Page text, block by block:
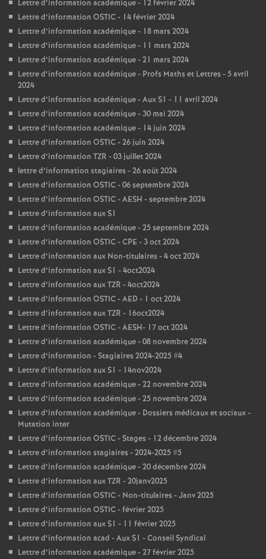
Lettre d’information académique - 12 février 2024
Lettre d’information OSTIC - 14 février 2024
Lettre d’information académique - 18 mars 2024
Lettre d’information académique - 11 mars 2024
Lettre d’information académique - 21 mars 2024
Lettre d’information académique - Profs Maths et Lettres - 5 avril
2024
Lettre d’information académique - Aux S1 - 11 avril 2024
Lettre d’information académique - 30 mai 2024
Lettre d’information académique - 14 juin 2024
Lettre d’information OSTIC - 26 juin 2024
Lettre d’information TZR - 03 juillet 2024
lettre d’information stagiaires - 26 août 2024
Lettre d’information OSTIC - 06 septembre 2024
Lettre d’information OSTIC - AESH - septembre 2024
Lettre d’information aux S1
Lettre d’information académique - 25 septembre 2024
Lettre d’information OSTIC - CPE - 3 oct 2024
Lettre d’information aux Non-titulaires - 4 oct 2024
Lettre d’information aux S1 - 4oct2024
Lettre d’information aux TZR - 4oct2024
Lettre d’information OSTIC - AED - 1 oct 2024
Lettre d’information aux TZR - 16oct2024
Lettre d’information OSTIC - AESH- 17 oct 2024
Lettre d’information académique - 08 novembre 2024
Lettre d’information - Stagiaires 2024-2025 #4
Lettre d’information aux S1 - 14nov2024
Lettre d’information académique - 22 novembre 2024
Lettre d’information académique - 25 novembre 2024
Lettre d’information académique - Dossiers médicaux et sociaux -
Mutation inter
Lettre d’information OSTIC - Stages - 12 décembre 2024
Lettre d’information stagiaires - 2024-2025 #5
Lettre d’information académique - 20 décembre 2024
Lettre d’information aux TZR - 20janv2025
Lettre d’information OSTIC - Non-titulaires - Janv 2025
Lettre d’information OSTIC - février 2025
Lettre d’information aux S1 - 11 février 2025
Lettre d’information acad - Aux S1 - Conseil Syndical
Lettre d’information académique - 27 février 2025